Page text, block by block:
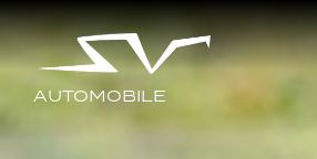
AUTOMOBILE